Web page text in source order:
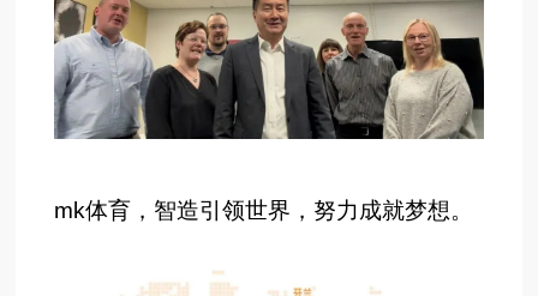
mk体育，智造引领世界，努力成就梦想。